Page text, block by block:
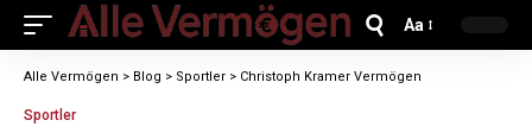
Aa
Alle Vermögen > Blog > Sportler > Christoph Kramer Vermögen
Sportler